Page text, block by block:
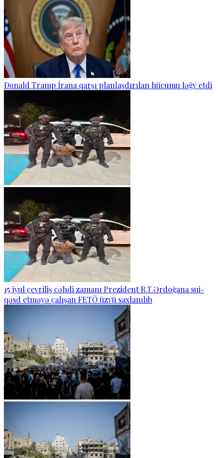
Donald Tramp İrana qarşı planlaşdırılan hücumu ləğv etdi
15 iyul çevriliş cəhdi zamanı Prezident R.T.Ərdoğana sui-
qəsd etməyə çalışan FETÖ üzvü saxlanılıb